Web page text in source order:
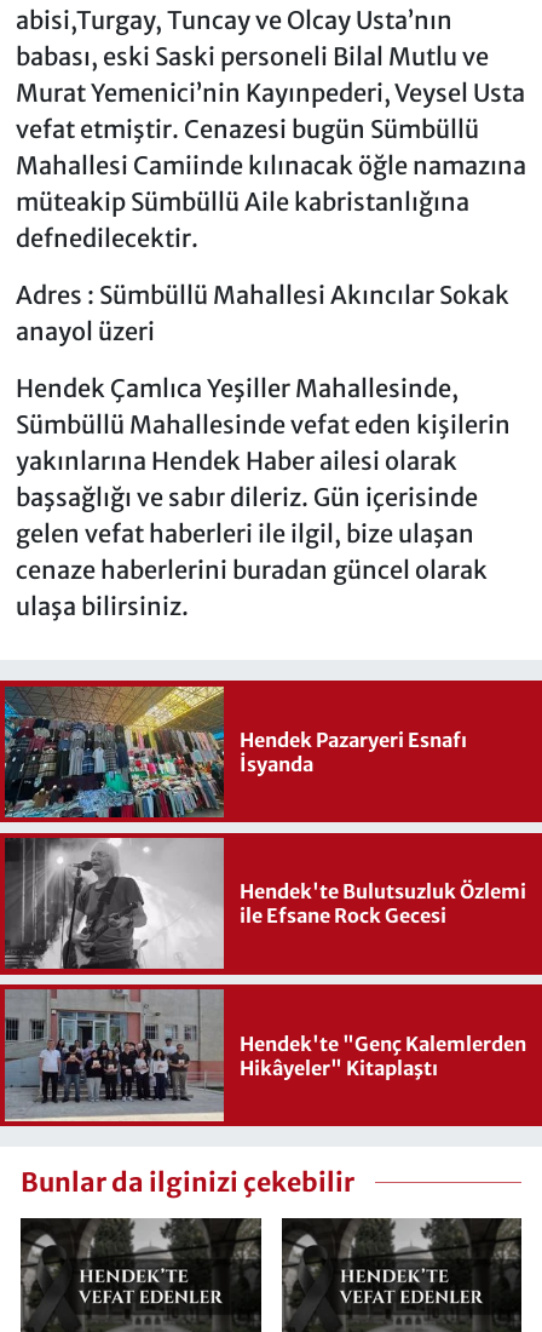
abisi,Turgay, Tuncay ve Olcay Usta’nın
babası, eski Saski personeli Bilal Mutlu ve
Murat Yemenici’nin Kayınpederi, Veysel Usta
vefat etmiştir. Cenazesi bugün Sümbüllü
Mahallesi Camiinde kılınacak öğle namazına
müteakip Sümbüllü Aile kabristanlığına
defnedilecektir.
Adres : Sümbüllü Mahallesi Akıncılar Sokak
anayol üzeri
Hendek Çamlıca Yeşiller Mahallesinde,
Sümbüllü Mahallesinde vefat eden kişilerin
yakınlarına Hendek Haber ailesi olarak
başsağlığı ve sabır dileriz. Gün içerisinde
gelen vefat haberleri ile ilgil, bize ulaşan
cenaze haberlerini buradan güncel olarak
ulaşa bilirsiniz.
Hendek Pazaryeri Esnafı
İsyanda
Hendek'te Bulutsuzluk Özlemi
ile Efsane Rock Gecesi
Hendek'te "Genç Kalemlerden
Hikâyeler" Kitaplaştı
Bunlar da ilginizi çekebilir